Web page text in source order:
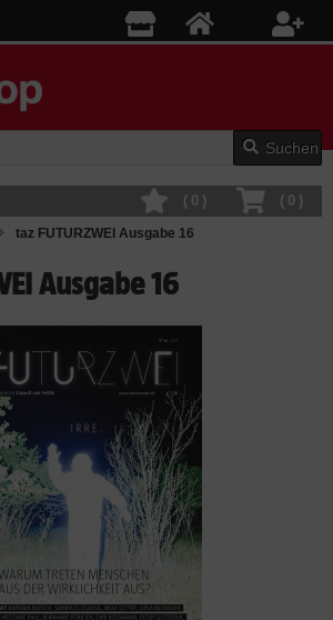
Suchen
( 0 )
( 0 )
taz FUTURZWEI Ausgabe 16
Ausgabe 16